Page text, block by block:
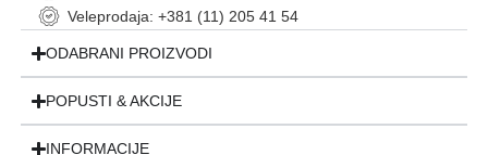
Veleprodaja: +381 (11) 205 41 54
ODABRANI PROIZVODI
POPUSTI & AKCIJE
INFORMACIJE